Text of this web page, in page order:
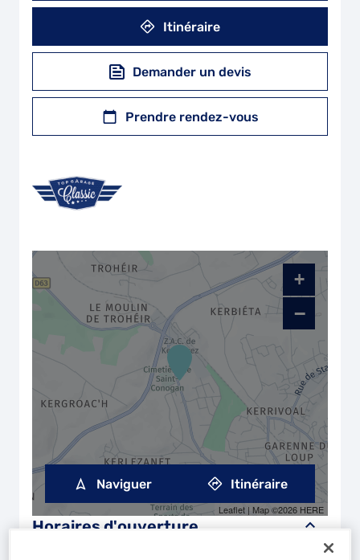
Itinéraire
Demander un devis
Prendre rendez-vous
Horaires d'ouverture
+
−
Leaflet | Map ©2026 HERE
Naviguer Itinéraire